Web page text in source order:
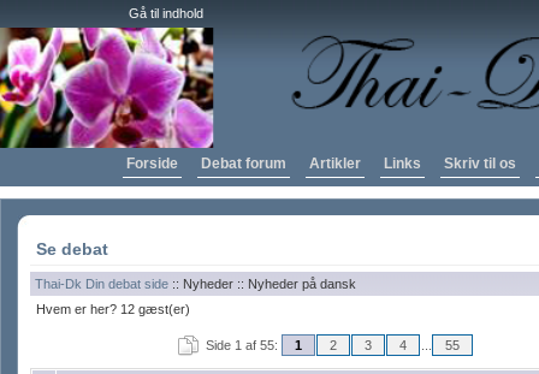
Gå til indhold
Forside Debat forum Artikler Links Skriv til os
Se debat
Thai-Dk Din debat side :: Nyheder :: Nyheder på dansk
Hvem er her? 12 gæst(er)
Side 1 af 55: 1 2 3 4 55